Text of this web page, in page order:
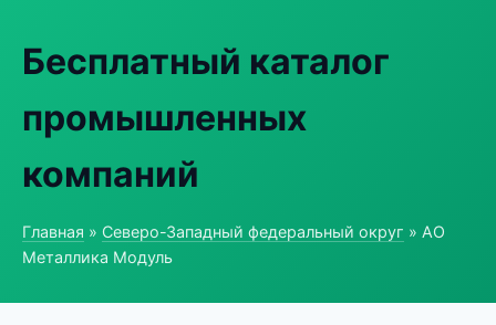
Бесплатный каталог
промышленных
компаний
Главная » Северо-Западный федеральный округ » АО
Металлика Модуль